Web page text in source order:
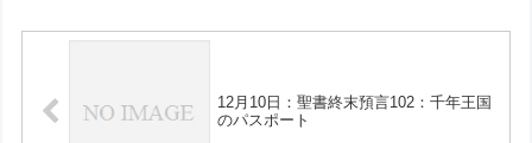
12月10日：聖書終末預言102：千年王国
のパスポート